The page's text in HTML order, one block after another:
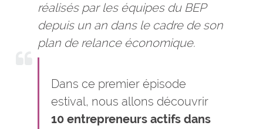
réalisés par les équipes du BEP
depuis un an dans le cadre de son
plan de relance économique.
Dans ce premier épisode
estival, nous allons découvrir
10 entrepreneurs actifs dans